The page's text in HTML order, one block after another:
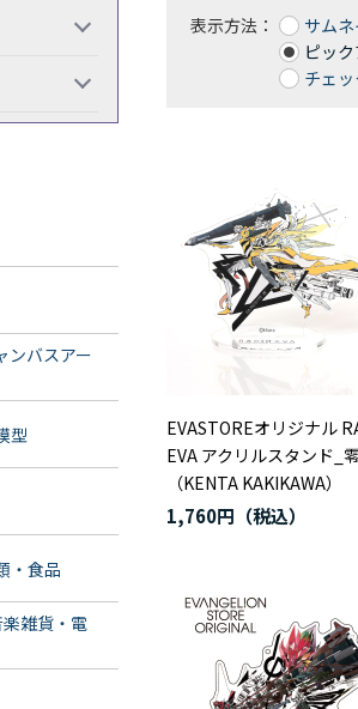
ンバスアー
型
・食品
雑貨・電
表示方法： サム
ピッ
チェ
EVASTOREオリジナル
EVA アクリルスタンド_
（KENTA KAKIKAWA）
1,760円